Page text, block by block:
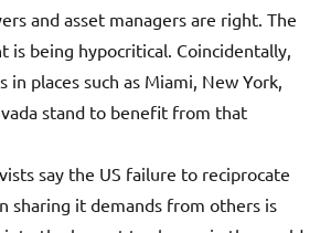
and asset managers are right. The
is being hypocritical. Coincidentally,
in places such as Miami, New York,
stand to benefit from that
say the US failure to reciprocate
sharing it demands from others is